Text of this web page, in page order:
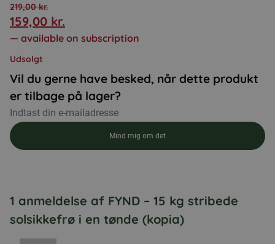
219,00kr.
Den
var:
219,00 kr..
159,00 kr.
Den
er:
159,00 kr..
— available on subscription
Udsolgt
Vil du gerne have besked, når dette produkt
er tilbage på lager?
Mind mig om det
1 anmeldelse af FYND – 15 kg stribede
solsikkefrø i en tønde (kopia)